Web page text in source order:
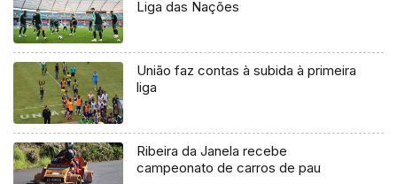
Liga das Nações
União faz contas à subida à primeira
liga
Ribeira da Janela recebe
campeonato de carros de pau